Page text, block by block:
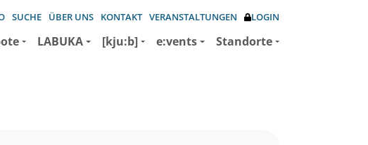
SUCHE ÜBER UNS KONTAKT VERANSTALTUNGEN LOGIN
LABUKA [kju:b] e:vents Standorte